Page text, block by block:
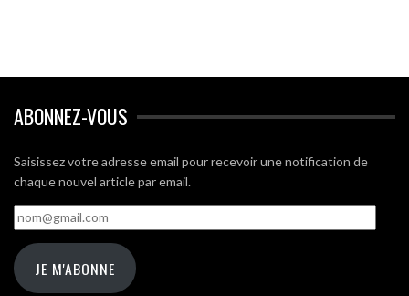
ABONNEZ-VOUS
Saisissez votre adresse email pour recevoir une notification de
chaque nouvel article par email.
nom@gmail.com
JE M'ABONNE